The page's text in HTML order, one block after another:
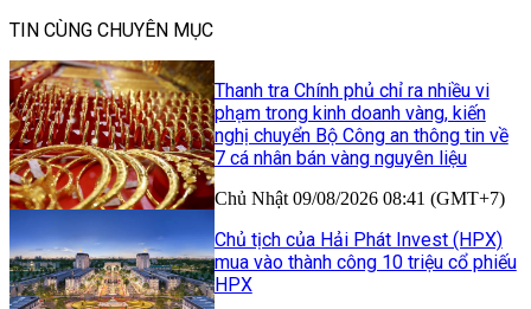
TIN CÙNG CHUYÊN MỤC
Thanh tra Chính phủ chỉ ra nhiều vi
phạm trong kinh doanh vàng, kiến
nghị chuyển Bộ Công an thông tin về
7 cá nhân bán vàng nguyên liệu
Chủ Nhật 09/08/2026 08:41 (GMT+7)
Chủ tịch của Hải Phát Invest (HPX)
mua vào thành công 10 triệu cổ phiếu
HPX